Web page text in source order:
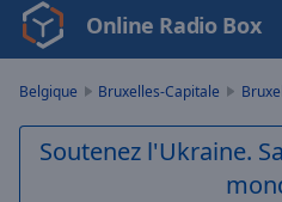
Video
Player
Play
Video
Online Radio Box
Belgique Bruxelles-Capitale
Soutenez l'Ukraine.